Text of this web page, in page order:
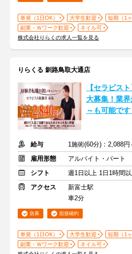
単発（1日OK） 大学生歓迎
短期（1
副業・Ｗワーク歓迎
ネイル可
株式会社りらくの求人一覧を見る
りらくる 釧路鳥取大通店
【セラピス
大募集！業
～も可能です
給与
1施術(60分)：2,088円
雇用形態
アルバイト・パート
シフト
週1日以上 1日1時間
アクセス
新富士駅
車2分
急募 面接確約
単発（1日OK） 大学生歓迎
短期（1
副業・Ｗワーク歓迎
ネイル可